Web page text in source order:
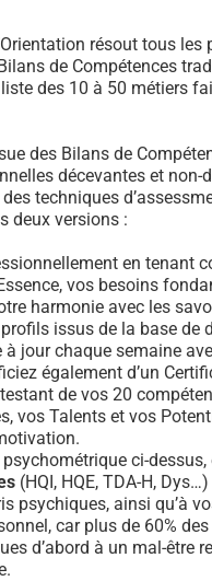
résout tous les
de Compétences
des 10 à 50 métiers
des Bilans de
décevantes et non-
techniques
deux versions :
en tenant
vos besoins
harmonie avec les
issus de la base de
à jour chaque semaine
également d’un
de vos 20
vos Talents et vos
ci-dessus,
(HQI, HQE, TDA-H,
psychiques, ainsi qu’à
car plus de 60%
d’abord à un mal-être